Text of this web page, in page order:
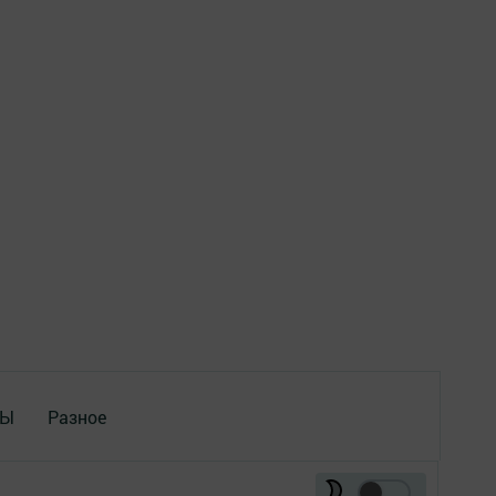
Разное